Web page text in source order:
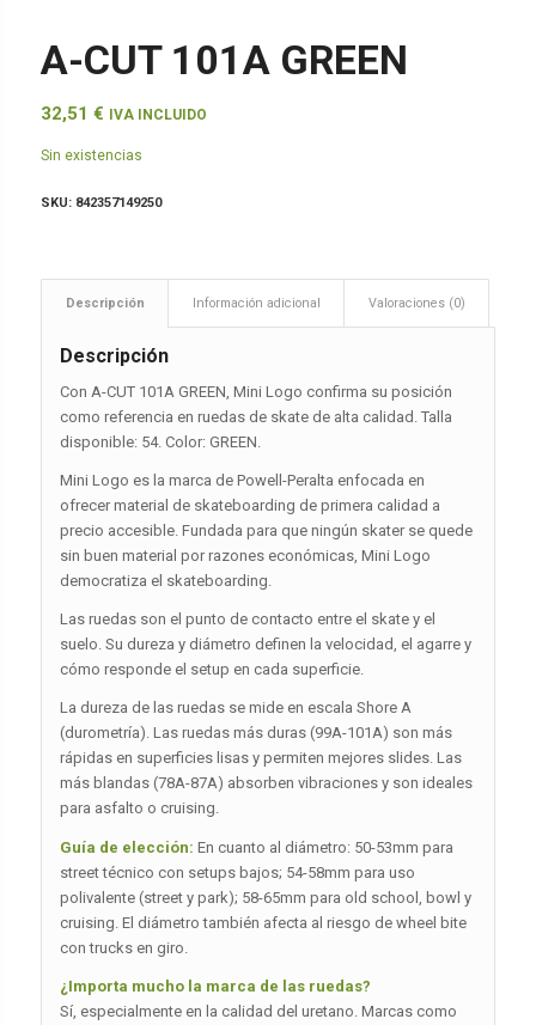
A-CUT 101A GREEN
32,51 € IVA INCLUIDO
Sin existencias
SKU: 842357149250
Descripción Información adicional Valoraciones (0)
Descripción
Con A-CUT 101A GREEN, Mini Logo confirma su posición
como referencia en ruedas de skate de alta calidad. Talla
disponible: 54. Color: GREEN.
Mini Logo es la marca de Powell-Peralta enfocada en
ofrecer material de skateboarding de primera calidad a
precio accesible. Fundada para que ningún skater se quede
sin buen material por razones económicas, Mini Logo
democratiza el skateboarding.
Las ruedas son el punto de contacto entre el skate y el
suelo. Su dureza y diámetro definen la velocidad, el agarre y
cómo responde el setup en cada superficie.
La dureza de las ruedas se mide en escala Shore A
(durometría). Las ruedas más duras (99A-101A) son más
rápidas en superficies lisas y permiten mejores slides. Las
más blandas (78A-87A) absorben vibraciones y son ideales
para asfalto o cruising.
Guía de elección: En cuanto al diámetro: 50-53mm para
street técnico con setups bajos; 54-58mm para uso
polivalente (street y park); 58-65mm para old school, bowl y
cruising. El diámetro también afecta al riesgo de wheel bite
con trucks en giro.
¿Importa mucho la marca de las ruedas?
Sí, especialmente en la calidad del uretano. Marcas como